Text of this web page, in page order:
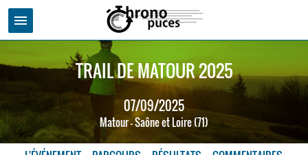
menu
TRAIL DE MATOUR 2025
07/09/2025
Matour - Saône et Loire (71)